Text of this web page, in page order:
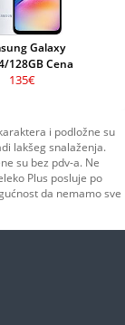
Galaxy
128GB Cena
135€
i podložne su
lakšeg snalaženja.
su bez pdv-a. Ne
Plus posluje po
da nemamo sve